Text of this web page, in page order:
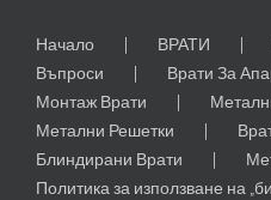
Начало ВРАТИ
Въпроси
Врати За
Монтаж Врати
Метални Решетки
Блиндирани Врати
Политика за използване на